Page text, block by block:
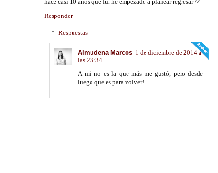
hace casi 10 años que fui he empezado a planear regresar ^^
Responder
Respuestas
Almudena Marcos 1 de diciembre de 2014 a
las 23:34
A mi no es la que más me gustó, pero desde
luego que es para volver!!